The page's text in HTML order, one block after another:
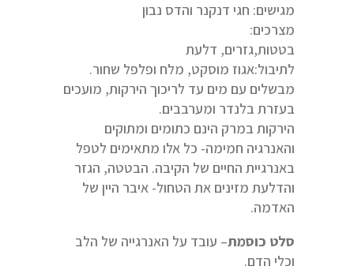
מגישים: חגי דנקנר והדס נבון
מצרכים:
בטטות,גזרים, דלעת
לתיבול:אגוז מוסקט, מלח ופלפל שחור.
מבשלים עם מים עד לריכוך הירקות, מועכים
בעזרת בלנדר ומערבבים.
הירקות במרק הינם כתומים ומתוקים
והאנרגיה חמימה- כל אלו מתאימים לטפל
באנרגיית החיים של הקיבה. הבטטה, הגזר
והדלעת מזינים את הטחול- איבר היין של
האדמה.
סלט כוסמת– עובד על האנרגייה של הלב
וכלי הדם.